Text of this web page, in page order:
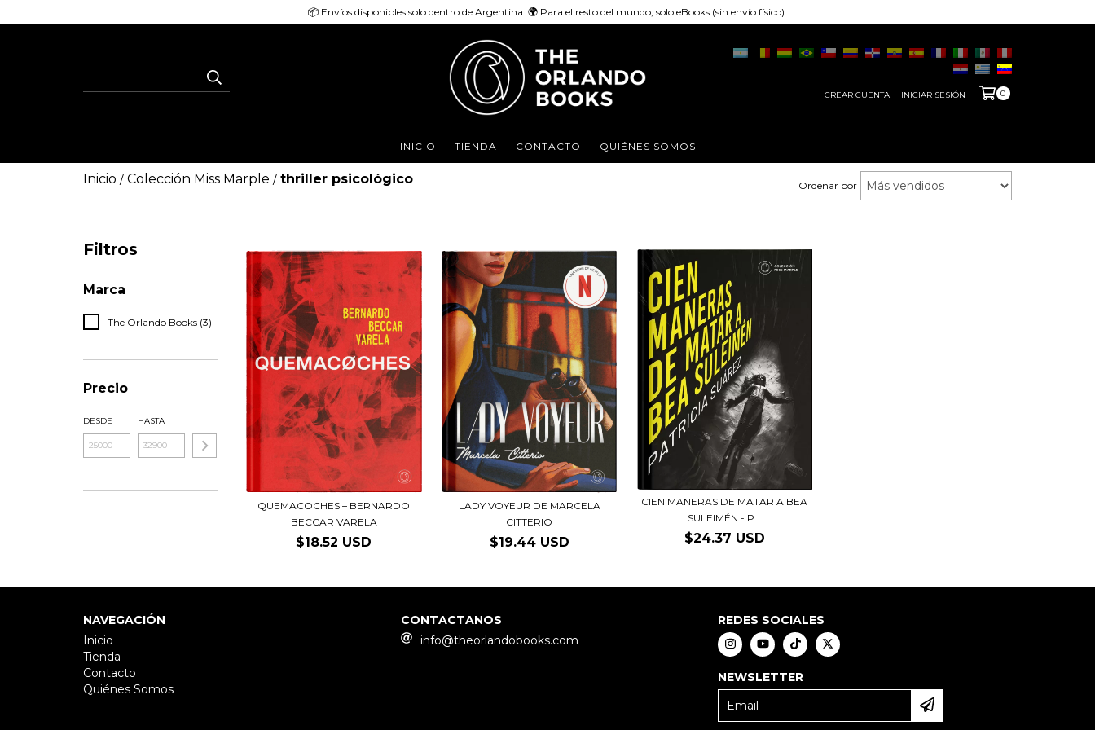
📦 Envíos disponibles solo dentro de Argentina. 🌍 Para el resto del mundo, solo eBooks (sin envío físico).
CREAR CUENTA INICIAR SESIÓN 0
INICIO TIENDA CONTACTO QUIÉNES SOMOS
Inicio / Colección Miss Marple / thriller psicológico Ordenar por
Filtros
Marca
The Orlando Books (3)
Precio
DESDE HASTA
QUEMACOCHES – BERNARDO
BECCAR VARELA
$18.52 USD
LADY VOYEUR DE MARCELA
CITTERIO
$19.44 USD
CIEN MANERAS DE MATAR A BEA
SULEIMÉN - P...
$24.37 USD
NAVEGACIÓN
Inicio
Tienda
Contacto
Quiénes Somos
CONTACTANOS
info@theorlandobooks.com
REDES SOCIALES
NEWSLETTER